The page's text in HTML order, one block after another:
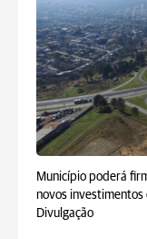
Município poderá
novos
Divulgação